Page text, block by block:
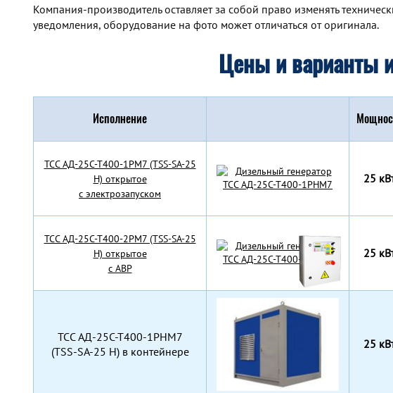
Компания-производитель оставляет за собой право изменять
уведомления, оборудование на фото может отличаться от оригинала.
Цены и варианты
Исполнение
TCC АД-25С-Т400-1РМ7 (TSS-SA-25
H) открытое
с электрозапуском
25
TCC АД-25С-Т400-2РМ7 (TSS-SA-25
H) открытое
с АВР
25
TCC АД-25С-Т400-1РНМ7
(TSS-SA-25 H) в контейнере
25